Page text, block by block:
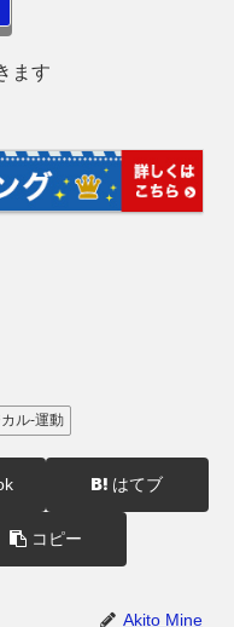
ます
ル-運動
はてブ
コピー
Akito Mine